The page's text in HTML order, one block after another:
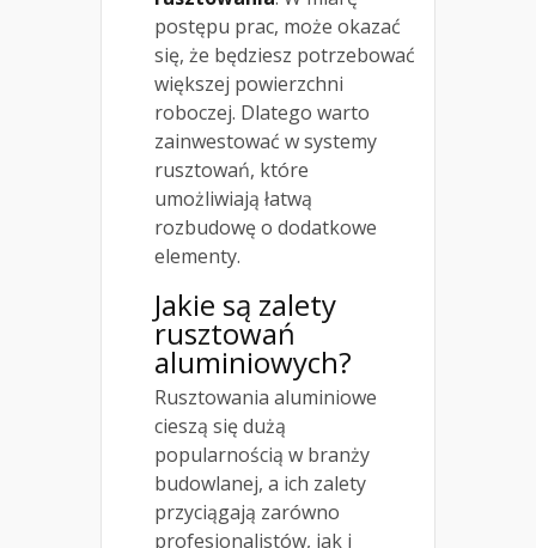
postępu prac, może okazać
się, że będziesz potrzebować
większej powierzchni
roboczej. Dlatego warto
zainwestować w systemy
rusztowań, które
umożliwiają łatwą
rozbudowę o dodatkowe
elementy.
Jakie są zalety
rusztowań
aluminiowych?
Rusztowania aluminiowe
cieszą się dużą
popularnością w branży
budowlanej, a ich zalety
przyciągają zarówno
profesjonalistów, jak i